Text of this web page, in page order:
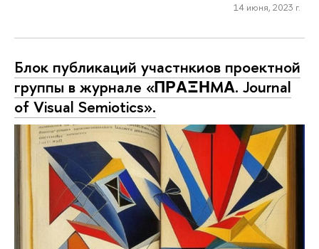
14 июня, 2023 г.
Блок публикаций участнкиов проектной
группы в журнале «ΠΡΑΞΗMΑ. Journal
of Visual Semiotics».